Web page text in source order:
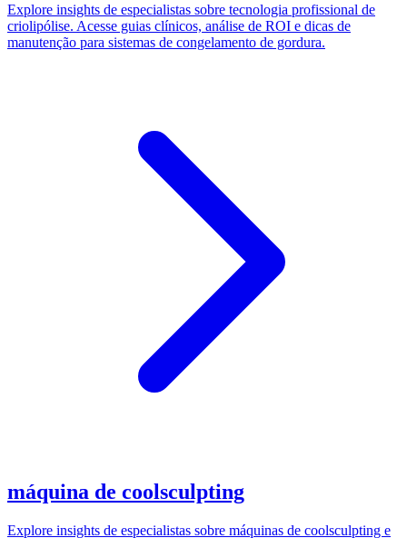
Explore insights de especialistas sobre tecnologia profissional de
criolipólise. Acesse guias clínicos, análise de ROI e dicas de
manutenção para sistemas de congelamento de gordura.
máquina de coolsculpting
Explore insights de especialistas sobre máquinas de coolsculpting e